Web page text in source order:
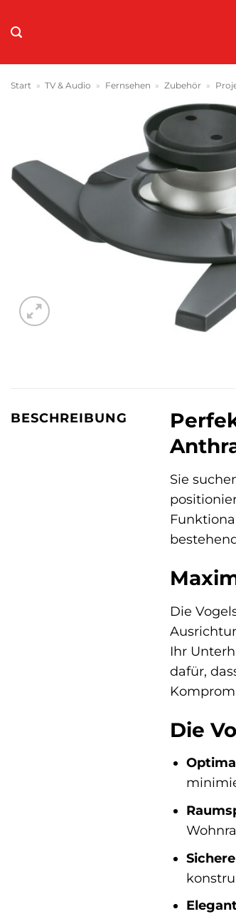
Inhalt
Start » TV & Audio » Fernsehen » Zubehör »
BESCHREIBUNG
Sie
Die
Ihr
dafür,
Die